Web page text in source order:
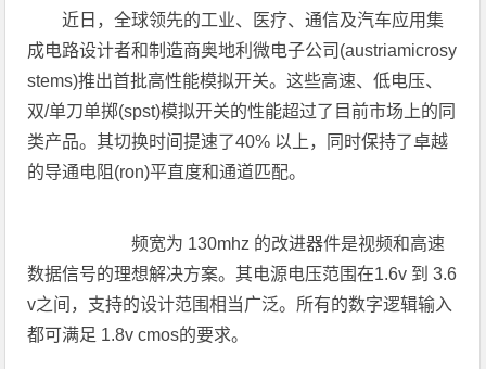
近日，全球领先的工业、医疗、通信及汽车应用集
成电路设计者和制造商奥地利微电子公司(austriamicrosy
stems)推出首批高性能模拟开关。这些高速、低电压、
双/单刀单掷(spst)模拟开关的性能超过了目前市场上的同
类产品。其切换时间提速了40% 以上，同时保持了卓越
的导通电阻(ron)平直度和通道匹配。
频宽为 130mhz 的改进器件是视频和高速
数据信号的理想解决方案。其电源电压范围在1.6v 到 3.6
v之间，支持的设计范围相当广泛。所有的数字逻辑输入
都可满足 1.8v cmos的要求。